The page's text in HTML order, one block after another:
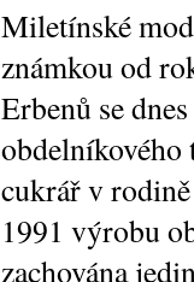
Miletínské
známkou od
Erbenů se
obdelníkového
cukrář v
1991 výrobu
zachována